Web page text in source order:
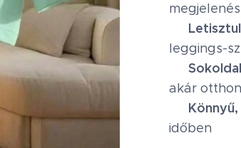
megjelenés
leggings-
✔
akár
időben